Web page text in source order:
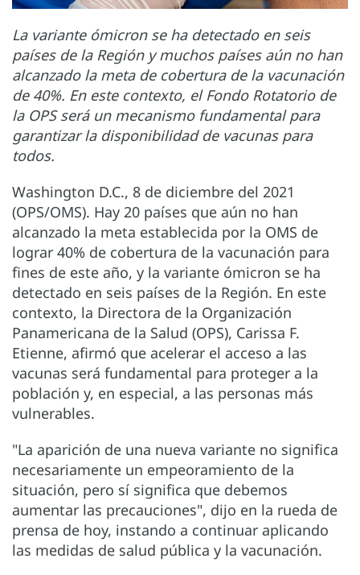
La variante ómicron se ha detectado en seis
países de la Región y muchos países aún no han
alcanzado la meta de cobertura de la vacunación
de 40%. En este contexto, el Fondo Rotatorio de
la OPS será un mecanismo fundamental para
garantizar la disponibilidad de vacunas para
todos.
Washington D.C., 8 de diciembre del 2021
(OPS/OMS). Hay 20 países que aún no han
alcanzado la meta establecida por la OMS de
lograr 40% de cobertura de la vacunación para
fines de este año, y la variante ómicron se ha
detectado en seis países de la Región. En este
contexto, la Directora de la Organización
Panamericana de la Salud (OPS), Carissa F.
Etienne, afirmó que acelerar el acceso a las
vacunas será fundamental para proteger a la
población y, en especial, a las personas más
vulnerables.
"La aparición de una nueva variante no significa
necesariamente un empeoramiento de la
situación, pero sí significa que debemos
aumentar las precauciones", dijo en la rueda de
prensa de hoy, instando a continuar aplicando
las medidas de salud pública y la vacunación.